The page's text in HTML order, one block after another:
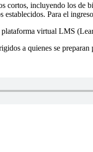
cortos, incluyendo los de
Para el
virtual LMS
a quienes se